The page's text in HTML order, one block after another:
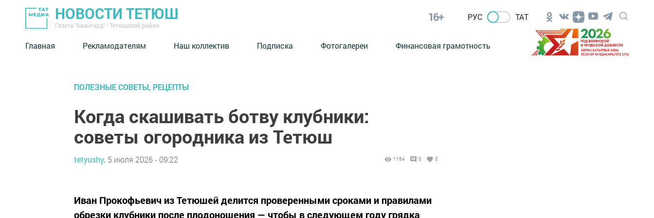
НОВОСТИ ТЕТЮШ
Газета "Авангард" - Тетюшский район
16+ РУС ТАТ
Главная Рекламодателям Наш коллектив Подписка Фотогалереи Финансовая грамотность
ПОЛЕЗНЫЕ СОВЕТЫ, РЕЦЕПТЫ
Когда скашивать ботву клубники:
советы огородника из Тетюш
tetyushy, 5 июля 2026 - 09:22 1164 0 0
Иван Прокофьевич из Тетюшей делится проверенными сроками и правилами
обрезки клубники после плодоношения — чтобы в следующем году грядка